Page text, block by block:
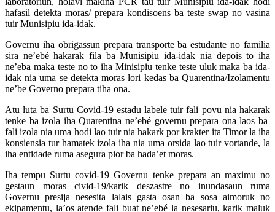
hafasil detekta moras/ prepara kondisoens ba teste swap no vasina
tuir Munisipiu ida-idak.
Governu iha obrigassun prepara transporte ba estudante no familia
sira ne’ebé hakarak fila ba Munisipiu ida-idak nia depois to iha
ne’eba maka teste no to iha Minisipiu tenke teste uluk maka ba ida-
idak nia uma se detekta moras lori kedas ba Quarentina/Izolamentu
ne’be Governo prepara tiha ona.
Atu luta ba Surtu Covid-19 estadu labele tuir fali povu nia hakarak
tenke ba izola iha Quarentina ne’ebé governu prepara ona laos ba
fali izola nia uma hodi lao tuir nia hakark por krakter ita Timor la iha
konsiensia tur hamatek izola iha nia uma orsida lao tuir vortande, la
iha entidade ruma asegura pior ba hada’et moras.
Iha tempu Surtu covid-19 Governu tenke prepara an maximu no
gestaun moras civid-19/karik deszastre no inundasaun ruma
Governu presija nesesita lalais gasta osan ba sosa aimoruk no
ekipamentu, la’os atende fali buat ne’ebé la nesesariu, karik maluk